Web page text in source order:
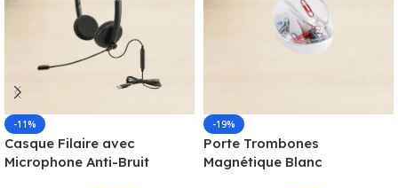
-11%
Casque Filaire avec
Microphone Anti-Bruit
-19%
Porte Trombones
Magnétique Blanc